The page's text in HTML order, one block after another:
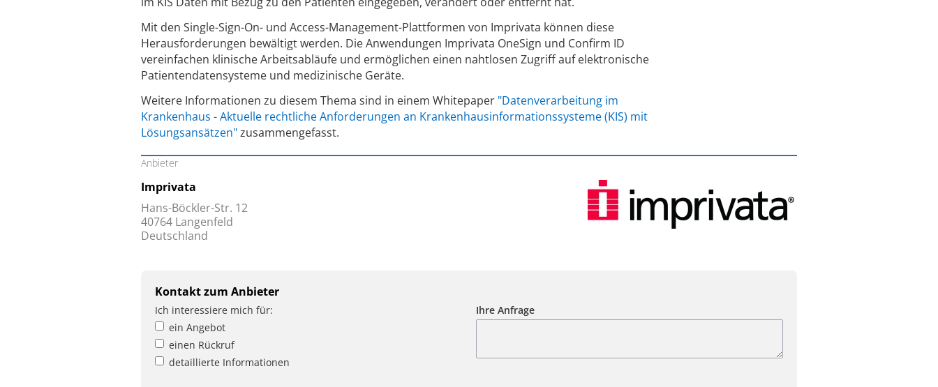
Mit den Single-Sign-On- und Access-Management-Plattformen von Imprivata können diese
Herausforderungen bewältigt werden. Die Anwendungen Imprivata OneSign und Confirm ID
vereinfachen klinische Arbeitsabläufe und ermöglichen einen nahtlosen Zugriff auf elektronische
Patientendatensysteme und medizinische Geräte.
Weitere Informationen zu diesem Thema sind in einem Whitepaper "Datenverarbeitung im
Krankenhaus - Aktuelle rechtliche Anforderungen an Krankenhausinformationssysteme (KIS) mit
Lösungsansätzen"zusammengefasst.
Anbieter
Imprivata
Hans-Böckler-Str. 12
40764 Langenfeld
Deutschland
Kontakt zum Anbieter
Ich interessiere mich für:
ein Angebot
einen Rückruf
detaillierte Informationen
Ihre Anfrage